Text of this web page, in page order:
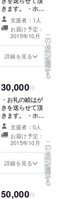
きます。 ・ホー
ムページにあな
たのお名前また
はロゴを掲示さ
せていただきま
す。 ・漫画図書
館の館内にあな
支援者：1人
お届け予定：
2015年10月
詳細を見る
こ
の
リ
タ
ー
ン
を
選
択
す
る
30,000円
・お礼の絵はが
きを送らせて頂
きます。 ・ホー
ムページにあな
たのお名前また
はロゴを掲示さ
せていただきま
す。 ・漫画図書
館の館内にあな
図書館のオリジ
支援者：0人
お届け予定：
2015年10月
詳細を見る
こ
の
リ
タ
ー
ン
を
選
択
す
る
50,000円